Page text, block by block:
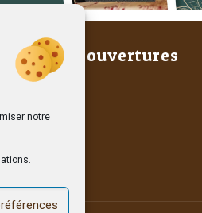
notre
horaires d’ouvertures
non-stop